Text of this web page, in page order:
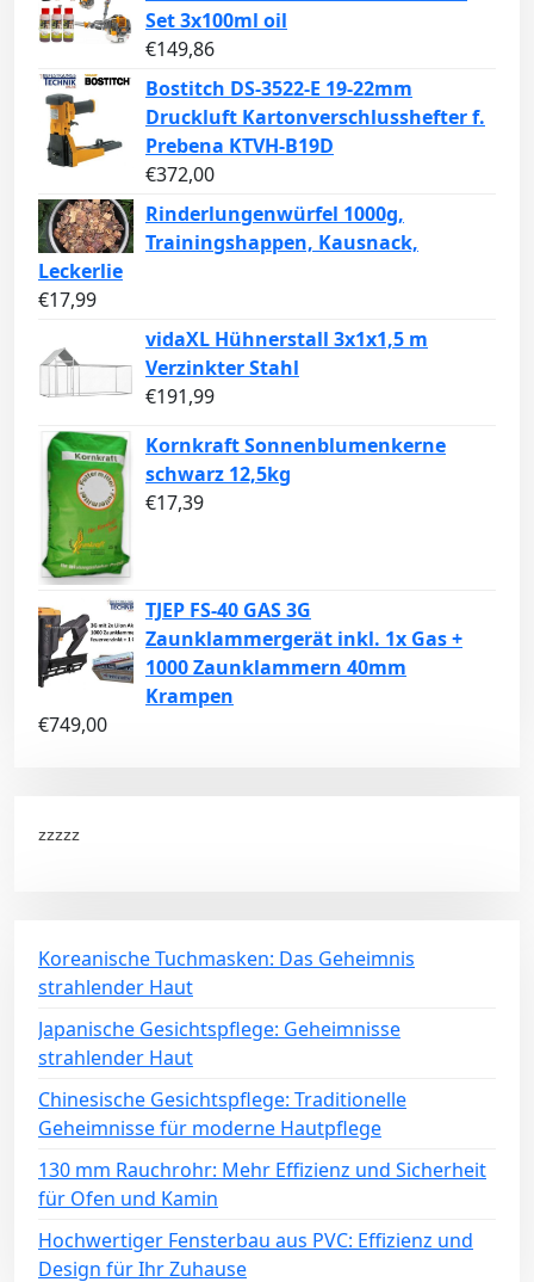
Set 3x100ml oil
€149,86
Bostitch DS-3522-E 19-22mm
Druckluft Kartonverschlusshefter f.
Prebena KTVH-B19D
€372,00
Rinderlungenwürfel 1000g,
Trainingshappen, Kausnack,
Leckerlie
€17,99
vidaXL Hühnerstall 3x1x1,5 m
Verzinkter Stahl
€191,99
Kornkraft Sonnenblumenkerne
schwarz 12,5kg
€17,39
TJEP FS-40 GAS 3G
Zaunklammergerät inkl. 1x Gas +
1000 Zaunklammern 40mm
Krampen
€749,00
zzzzz
Koreanische Tuchmasken: Das Geheimnis
strahlender Haut
Japanische Gesichtspflege: Geheimnisse
strahlender Haut
Chinesische Gesichtspflege: Traditionelle
Geheimnisse für moderne Hautpflege
130 mm Rauchrohr: Mehr Effizienz und Sicherheit
für Ofen und Kamin
Hochwertiger Fensterbau aus PVC: Effizienz und
Design für Ihr Zuhause